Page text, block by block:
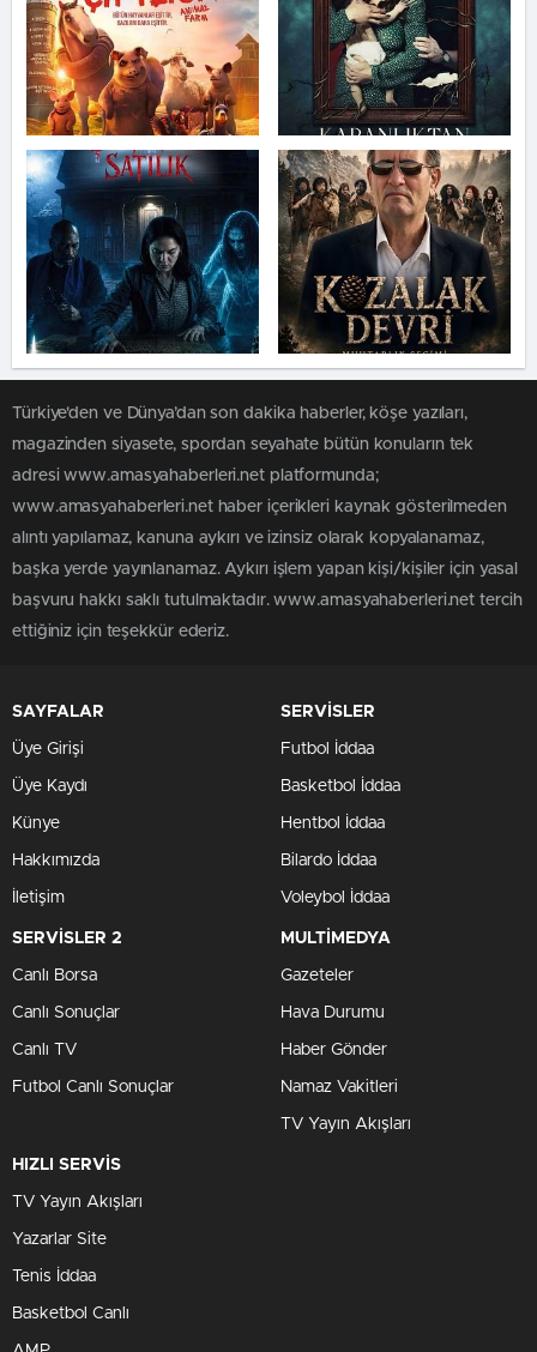
Türkiye'den ve Dünya’dan son dakika haberler, köşe yazıları,
magazinden siyasete, spordan seyahate bütün konuların tek
adresi www.amasyahaberleri.net platformunda;
www.amasyahaberleri.net haber içerikleri kaynak gösterilmeden
alıntı yapılamaz, kanuna aykırı ve izinsiz olarak kopyalanamaz,
başka yerde yayınlanamaz. Aykırı işlem yapan kişi/kişiler için yasal
başvuru hakkı saklı tutulmaktadır. www.amasyahaberleri.net tercih
ettiğiniz için teşekkür ederiz.
SAYFALAR
Üye Girişi
Üye Kaydı
Künye
Hakkımızda
İletişim
SERVİSLER
Futbol İddaa
Basketbol İddaa
Hentbol İddaa
Bilardo İddaa
Voleybol İddaa
SERVİSLER 2
Canlı Borsa
Canlı Sonuçlar
Canlı TV
Futbol Canlı Sonuçlar
MULTİMEDYA
Gazeteler
Hava Durumu
Haber Gönder
Namaz Vakitleri
TV Yayın Akışları
HIZLI SERVİS
TV Yayın Akışları
Yazarlar Site
Tenis İddaa
Basketbol Canlı